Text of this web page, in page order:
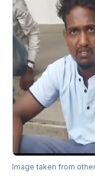
Image taken from